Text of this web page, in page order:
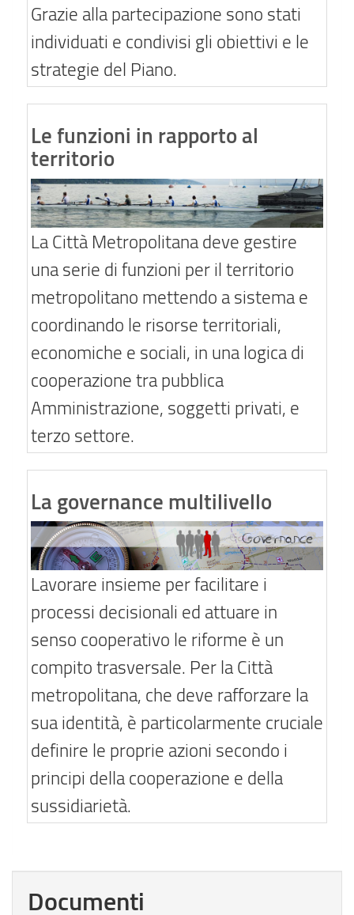
Grazie alla partecipazione sono stati
individuati e condivisi gli obiettivi e le
strategie del Piano.
Le funzioni in rapporto al
territorio
La Città Metropolitana deve gestire
una serie di funzioni per il territorio
metropolitano mettendo a sistema e
coordinando le risorse territoriali,
economiche e sociali, in una logica di
cooperazione tra pubblica
Amministrazione, soggetti privati, e
terzo settore.
La governance multilivello
Lavorare insieme per facilitare i
processi decisionali ed attuare in
senso cooperativo le riforme è un
compito trasversale. Per la Città
metropolitana, che deve rafforzare la
sua identità, è particolarmente cruciale
definire le proprie azioni secondo i
principi della cooperazione e della
sussidiarietà.
Documenti